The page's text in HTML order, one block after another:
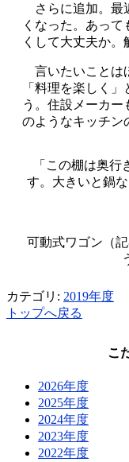
さらに追加。最
くなった。あっ
くして大丈夫か。
言いたいことは
「料理を楽しく
う。住設メーカ
のようなキッチン
「この棚は奥
す。大きいと鍋
可動式ワゴン（
カテゴリ: 2019年度
トップへ戻る
こ
2026年度
2025年度
2024年度
2023年度
2022年度